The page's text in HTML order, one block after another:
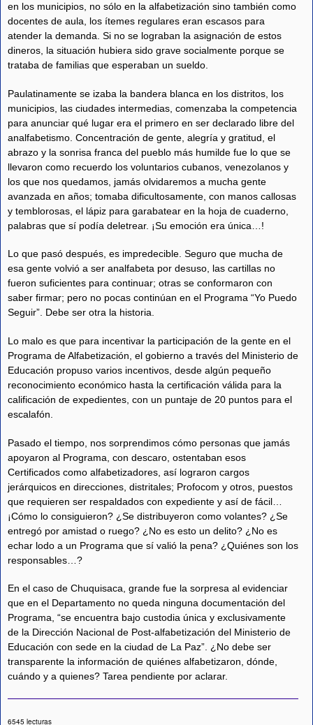
en los municipios, no sólo en la alfabetización sino también como
docentes de aula, los ítemes regulares eran escasos para
atender la demanda. Si no se lograban la asignación de estos
dineros, la situación hubiera sido grave socialmente porque se
trataba de familias que esperaban un sueldo.
Paulatinamente se izaba la bandera blanca en los distritos, los
municipios, las ciudades intermedias, comenzaba la competencia
para anunciar qué lugar era el primero en ser declarado libre del
analfabetismo. Concentración de gente, alegría y gratitud, el
abrazo y la sonrisa franca del pueblo más humilde fue lo que se
llevaron como recuerdo los voluntarios cubanos, venezolanos y
los que nos quedamos, jamás olvidaremos a mucha gente
avanzada en años; tomaba dificultosamente, con manos callosas
y temblorosas, el lápiz para garabatear en la hoja de cuaderno,
palabras que sí podía deletrear. ¡Su emoción era única…!
Lo que pasó después, es impredecible. Seguro que mucha de
esa gente volvió a ser analfabeta por desuso, las cartillas no
fueron suficientes para continuar; otras se conformaron con
saber firmar; pero no pocas continúan en el Programa “Yo Puedo
Seguir”. Debe ser otra la historia.
Lo malo es que para incentivar la participación de la gente en el
Programa de Alfabetización, el gobierno a través del Ministerio de
Educación propuso varios incentivos, desde algún pequeño
reconocimiento económico hasta la certificación válida para la
calificación de expedientes, con un puntaje de 20 puntos para el
escalafón.
Pasado el tiempo, nos sorprendimos cómo personas que jamás
apoyaron al Programa, con descaro, ostentaban esos
Certificados como alfabetizadores, así lograron cargos
jerárquicos en direcciones, distritales; Profocom y otros, puestos
que requieren ser respaldados con expediente y así de fácil…
¡Cómo lo consiguieron? ¿Se distribuyeron como volantes? ¿Se
entregó por amistad o ruego? ¿No es esto un delito? ¿No es
echar lodo a un Programa que sí valió la pena? ¿Quiénes son los
responsables…?
En el caso de Chuquisaca, grande fue la sorpresa al evidenciar
que en el Departamento no queda ninguna documentación del
Programa, “se encuentra bajo custodia única y exclusivamente
de la Dirección Nacional de Post-alfabetización del Ministerio de
Educación con sede en la ciudad de La Paz”. ¿No debe ser
transparente la información de quiénes alfabetizaron, dónde,
cuándo y a quienes? Tarea pendiente por aclarar.
6545 lecturas